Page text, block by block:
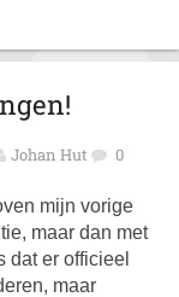
Johan Hut 0
mijn vorige
maar dan met
dat er officieel
maar